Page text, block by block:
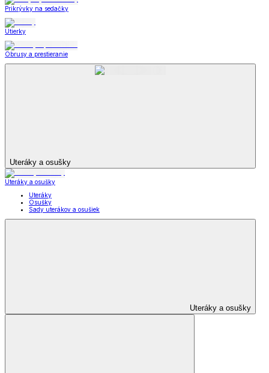
Prikrývky na sedačky
Utierky
Obrusy a prestieranie
Uteráky a osušky
Uteráky a osušky
Uteráky
Osušky
Sady uterákov a osušiek
Uteráky a osušky